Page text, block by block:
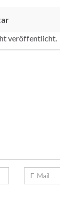
veröffentlicht.